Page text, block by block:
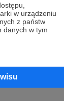
w urządzeniu
z państw
danych w tym